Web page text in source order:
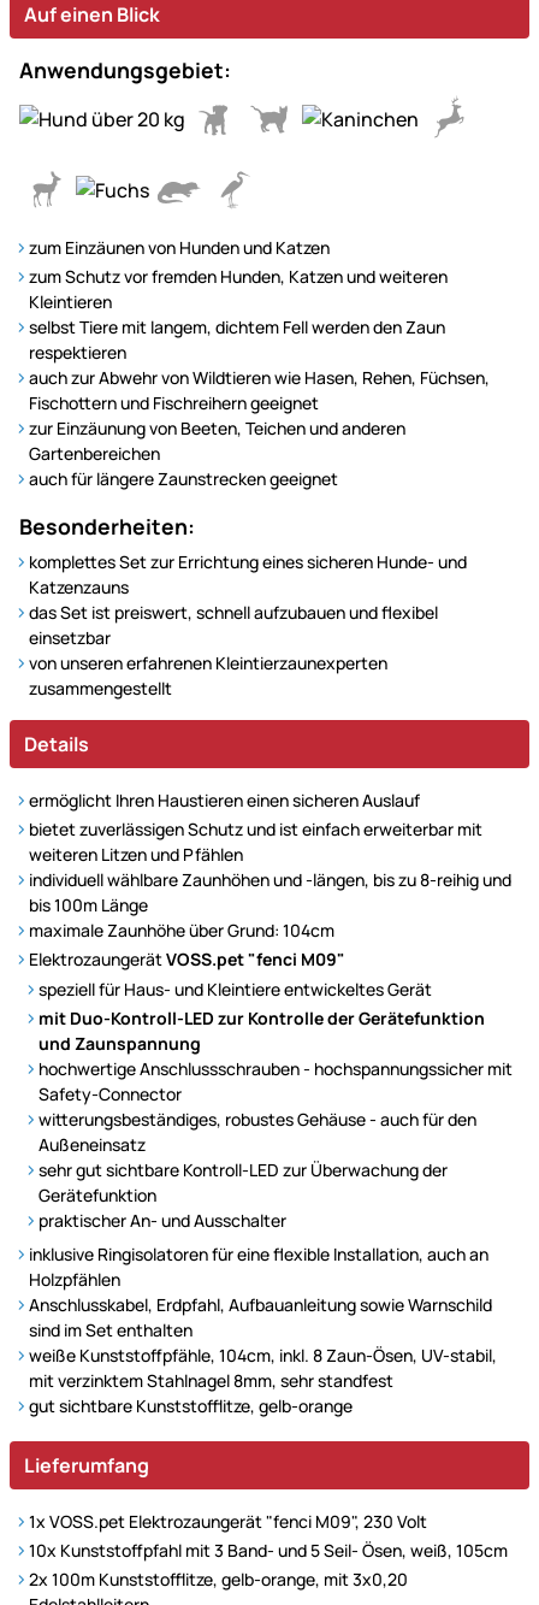
Auf einen Blick
Anwendungsgebiet:
zum Einzäunen von Hunden und Katzen
zum Schutz vor fremden Hunden, Katzen und weiteren
Kleintieren
selbst Tiere mit langem, dichtem Fell werden den Zaun
respektieren
auch zur Abwehr von Wildtieren wie Hasen, Rehen, Füchsen,
Fischottern und Fischreihern geeignet
zur Einzäunung von Beeten, Teichen und anderen
Gartenbereichen
auch für längere Zaunstrecken geeignet
Besonderheiten:
komplettes Set zur Errichtung eines sicheren Hunde- und
Katzenzauns
das Set ist preiswert, schnell aufzubauen und flexibel
einsetzbar
von unseren erfahrenen Kleintierzaunexperten
zusammengestellt
Details
ermöglicht Ihren Haustieren einen sicheren Auslauf
bietet zuverlässigen Schutz und ist einfach erweiterbar mit
weiteren Litzen und Pfählen
individuell wählbare Zaunhöhen und -längen, bis zu 8-reihig und
bis 100m Länge
maximale Zaunhöhe über Grund: 104cm
ElektrozaungerätVOSS.pet "fenci M09"
speziell für Haus- und Kleintiere entwickeltes Gerät
mit Duo-Kontroll-LED zur Kontrolle der Gerätefunktion
und Zaunspannung
hochwertige Anschlussschrauben - hochspannungssicher mit
Safety-Connector
witterungsbeständiges, robustes Gehäuse - auch für den
Außeneinsatz
sehr gut sichtbare Kontroll-LED zur Überwachung der
Gerätefunktion
praktischer An- und Ausschalter
inklusive Ringisolatoren für eine flexible Installation, auch an
Holzpfählen
Anschlusskabel, Erdpfahl, Aufbauanleitung sowie Warnschild
sind im Set enthalten
weiße Kunststoffpfähle, 104cm, inkl. 8 Zaun-Ösen, UV-stabil,
mit verzinktem Stahlnagel 8mm, sehr standfest
gut sichtbare Kunststofflitze, gelb-orange
Lieferumfang
1x VOSS.pet Elektrozaungerät "fenci M09", 230 Volt
10x Kunststoffpfahl mit 3 Band- und 5 Seil- Ösen, weiß, 105cm
2x 100m Kunststofflitze, gelb-orange, mit 3x0,20